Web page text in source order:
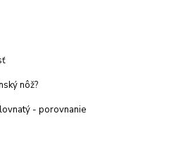
nôž?
- porovnanie